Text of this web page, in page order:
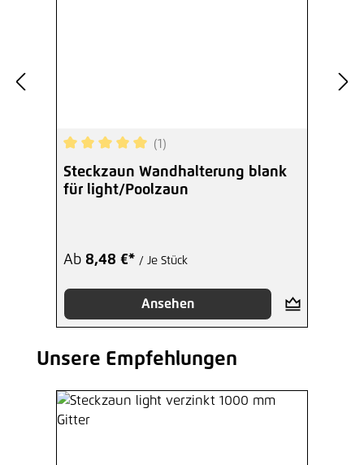
Durchschnittliche Bewertung von 5 von 5
(1)
Steckzaun Wandhalterung blank
für light/Poolzaun
Ab 8,48 €* / Je Stück
Ansehen
Produktgalerie überspringen
Unsere Empfehlungen